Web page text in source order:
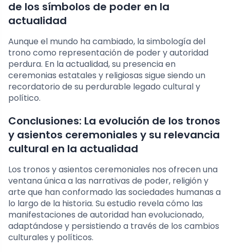
de los símbolos de poder en la
actualidad
Aunque el mundo ha cambiado, la simbología del
trono como representación de poder y autoridad
perdura. En la actualidad, su presencia en
ceremonias estatales y religiosas sigue siendo un
recordatorio de su perdurable legado cultural y
político.
Conclusiones: La evolución de los tronos
y asientos ceremoniales y su relevancia
cultural en la actualidad
Los tronos y asientos ceremoniales nos ofrecen una
ventana única a las narrativas de poder, religión y
arte que han conformado las sociedades humanas a
lo largo de la historia. Su estudio revela cómo las
manifestaciones de autoridad han evolucionado,
adaptándose y persistiendo a través de los cambios
culturales y políticos.